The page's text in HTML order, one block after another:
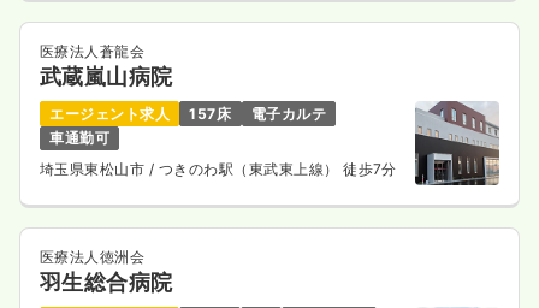
医療法人蒼龍会
武蔵嵐山病院
エージェント求人 157床
電子カルテ
車通勤可
埼玉県東松山市 / つきのわ駅（東武東上線） 徒歩7分
医療法人徳洲会
羽生総合病院